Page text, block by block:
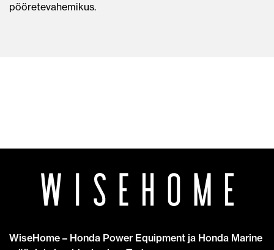
pööretevahemikus.
WiseHome – Honda Power Equipment ja Honda Marine